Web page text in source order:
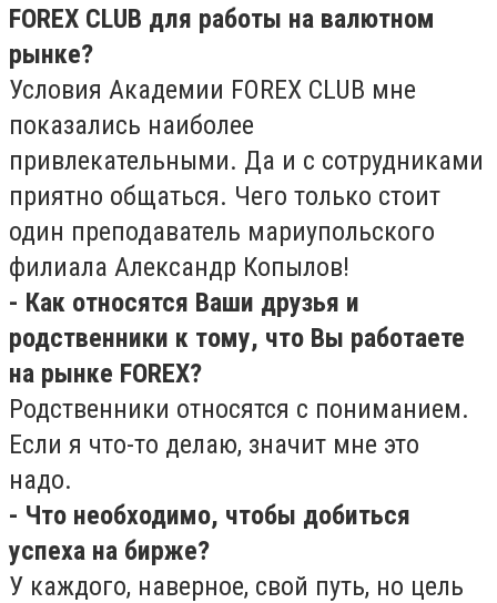
FOREX CLUB для работы на валютном
рынке?
Условия Академии FOREX CLUB мне
показались наиболее
привлекательными. Да и с сотрудниками
приятно общаться. Чего только стоит
один преподаватель мариупольского
филиала Александр Копылов!
- Как относятся Ваши друзья и
родственники к тому, что Вы работаете
на рынке FOREX?
Родственники относятся с пониманием.
Если я что-то делаю, значит мне это
надо.
- Что необходимо, чтобы добиться
успеха на бирже?
У каждого, наверное, свой путь, но цель